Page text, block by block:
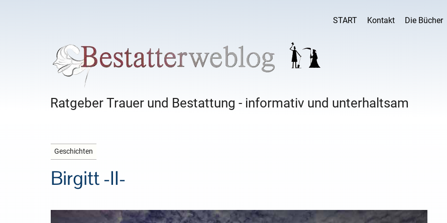
START Kontakt Die Bücher
Ratgeber Trauer und Bestattung - informativ und unterhaltsam
Geschichten
Birgitt -II-